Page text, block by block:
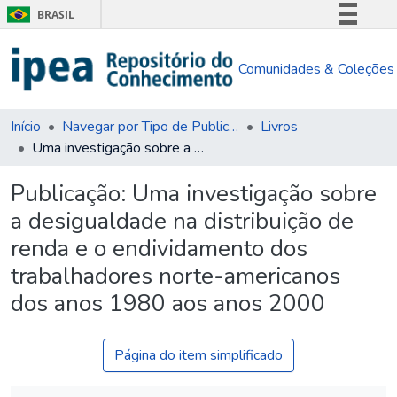
BRASIL
Comunica BR
Acesso à informação
Comunidades & Coleções
Início Navegar por Tipo de Publicação
Livros
Uma investigação sobre a desigualdade na distribuição de renda e o endividamento dos trabalhadores norte-americanos dos anos 1980 aos anos 2000
Publicação: Uma investigação sobre
a desigualdade na distribuição de
renda e o endividamento dos
trabalhadores norte-americanos
dos anos 1980 aos anos 2000
Página do item simplificado